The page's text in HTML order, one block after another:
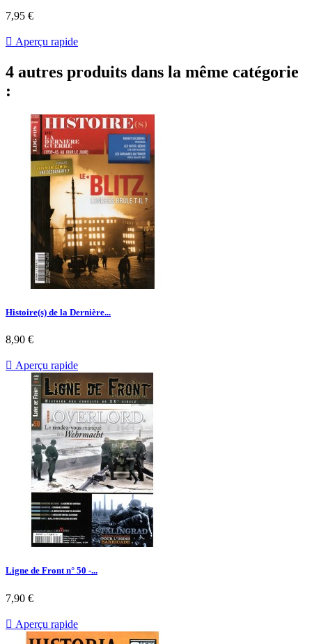
Prix
7,95 €
 Aperçu rapide
4 autres produits dans la même catégorie
:
Histoire(s) de la Dernière...
Prix
8,90 €
 Aperçu rapide
Ligne de Front n° 50 -...
Prix
7,90 €
 Aperçu rapide